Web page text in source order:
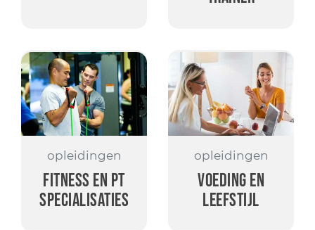
opleidingen
Fitness en PT
specialisaties
opleidingen
Voeding en
leefstijl